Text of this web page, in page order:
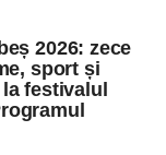
și Parcul
pentru cei mici,
și cea de-a treia
de Sebeș”
2026: zece
sport și
festivalul